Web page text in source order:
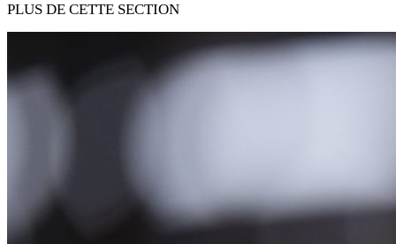
PLUS DE CETTE SECTION